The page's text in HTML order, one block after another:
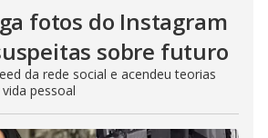
fotos do Instagram
sobre futuro
da rede social e acendeu teorias
pessoal